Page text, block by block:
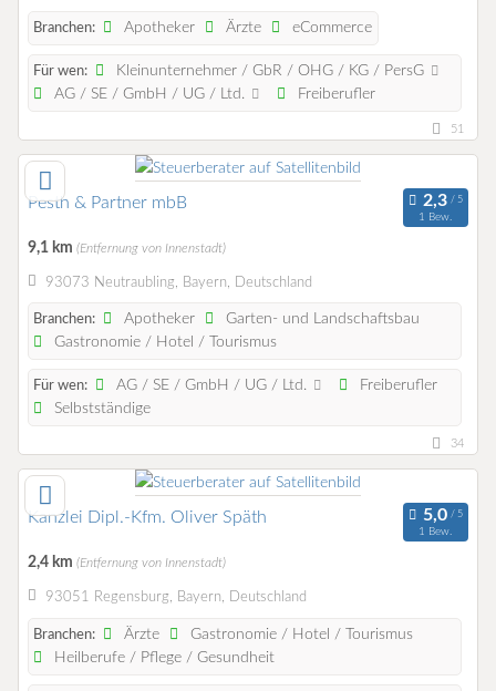
Branchen: Apotheker Ärzte eCommerce
Für wen:
Kleinunternehmer / GbR / OHG / KG / PersG
AG / SE / GmbH / UG / Ltd.
Freiberufler
51
Pesth & Partner mbB
1 Bew.
9,1 km (Entfernung von Innenstadt)
93073 Neutraubling, Bayern, Deutschland
Branchen: Apotheker
Garten- und Landschaftsbau
Gastronomie / Hotel / Tourismus
Für wen: AG / SE / GmbH / UG / Ltd.
Freiberufler
Selbstständige
34
Kanzlei Dipl.-Kfm. Oliver Späth
1 Bew.
2,4 km (Entfernung von Innenstadt)
93051 Regensburg, Bayern, Deutschland
Branchen: Ärzte
Gastronomie / Hotel / Tourismus
Heilberufe / Pflege / Gesundheit